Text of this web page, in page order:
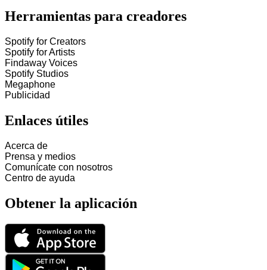
Herramientas para creadores
Spotify for Creators
Spotify for Artists
Findaway Voices
Spotify Studios
Megaphone
Publicidad
Enlaces útiles
Acerca de
Prensa y medios
Comunícate con nosotros
Centro de ayuda
Obtener la aplicación